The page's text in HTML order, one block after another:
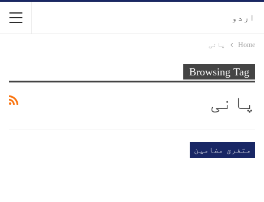
اردو
Home پانی
Browsing Tag
پانی
متفرق مضامین